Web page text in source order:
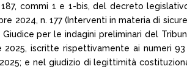
commi 1 e 1-bis, del decreto
2024, n. 177 (Interventi in materia di
per le indagini preliminari del
iscritte rispettivamente ai numeri
e nel giudizio di legittimità